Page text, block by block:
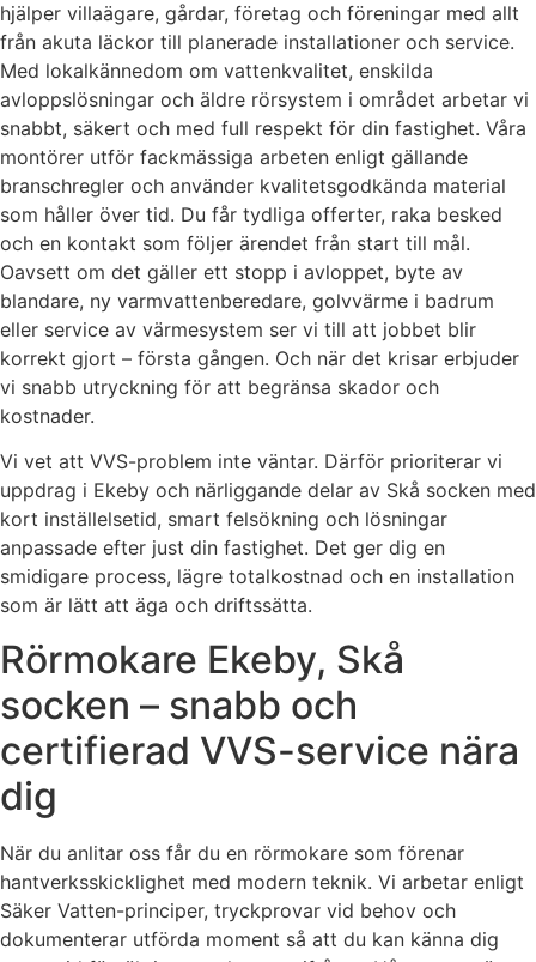
hjälper villaägare, gårdar, företag och föreningar med allt
från akuta läckor till planerade installationer och service.
Med lokalkännedom om vattenkvalitet, enskilda
avloppslösningar och äldre rörsystem i området arbetar vi
snabbt, säkert och med full respekt för din fastighet. Våra
montörer utför fackmässiga arbeten enligt gällande
branschregler och använder kvalitetsgodkända material
som håller över tid. Du får tydliga offerter, raka besked
och en kontakt som följer ärendet från start till mål.
Oavsett om det gäller ett stopp i avloppet, byte av
blandare, ny varmvattenberedare, golvvärme i badrum
eller service av värmesystem ser vi till att jobbet blir
korrekt gjort – första gången. Och när det krisar erbjuder
vi snabb utryckning för att begränsa skador och
kostnader.
Vi vet att VVS-problem inte väntar. Därför prioriterar vi
uppdrag i Ekeby och närliggande delar av Skå socken med
kort inställelsetid, smart felsökning och lösningar
anpassade efter just din fastighet. Det ger dig en
smidigare process, lägre totalkostnad och en installation
som är lätt att äga och driftssätta.
Rörmokare Ekeby, Skå
socken – snabb och
certifierad VVS-service nära
dig
När du anlitar oss får du en rörmokare som förenar
hantverksskicklighet med modern teknik. Vi arbetar enligt
Säker Vatten-principer, tryckprovar vid behov och
dokumenterar utförda moment så att du kan känna dig